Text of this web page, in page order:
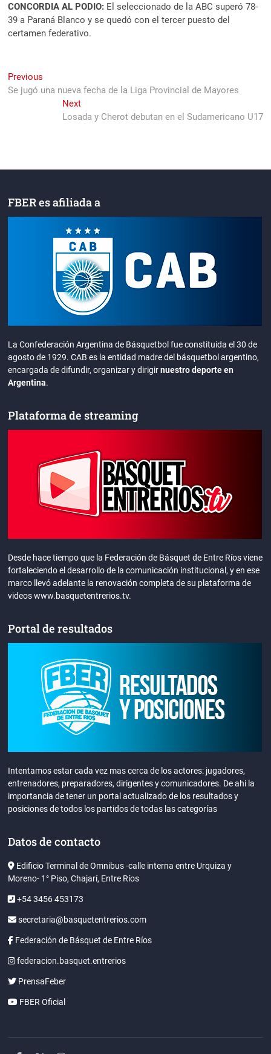
CONCORDIA AL PODIO: El seleccionado de la ABC superó 78-
39 a Paraná Blanco y se quedó con el tercer puesto del
certamen federativo.
Navegación
de
Previous
post:
Se jugó una nueva fecha de la Liga Provincial de Mayores
NextNext
post:
Losada y Cherot debutan en el Sudamericano U17
FBER es afiliada a
La Confederación Argentina de Básquetbol fue constituida el 30 de
agosto de 1929. CAB es la entidad madre del básquetbol argentino,
encargada de difundir, organizar y dirigirnuestro deporte en
Argentina.
Plataforma de streaming
Desde hace tiempo que la Federación de Básquet de Entre Ríos viene
fortaleciendo el desarrollo de la comunicación institucional, y en ese
marco llevó adelante la renovación completa de su plataforma de
videos www.basquetentrerios.tv.
Portal de resultados
Intentamos estar cada vez mas cerca de los actores: jugadores,
entrenadores, preparadores, dirigentes y comunicadores. De ahi la
importancia de tener un portal actualizado de los resultados y
posiciones de todos los partidos de todas las categorías
Datos de contacto
Edificio Terminal de Omnibus -calle interna entre Urquiza y
Moreno- 1° Piso, Chajarí, Entre Ríos
+54 3456 453173
secretaria@basquetentrerios.com
Federación de Básquet de Entre Ríos
federacion.basquet.entrerios
PrensaFeber
FBER Oficial